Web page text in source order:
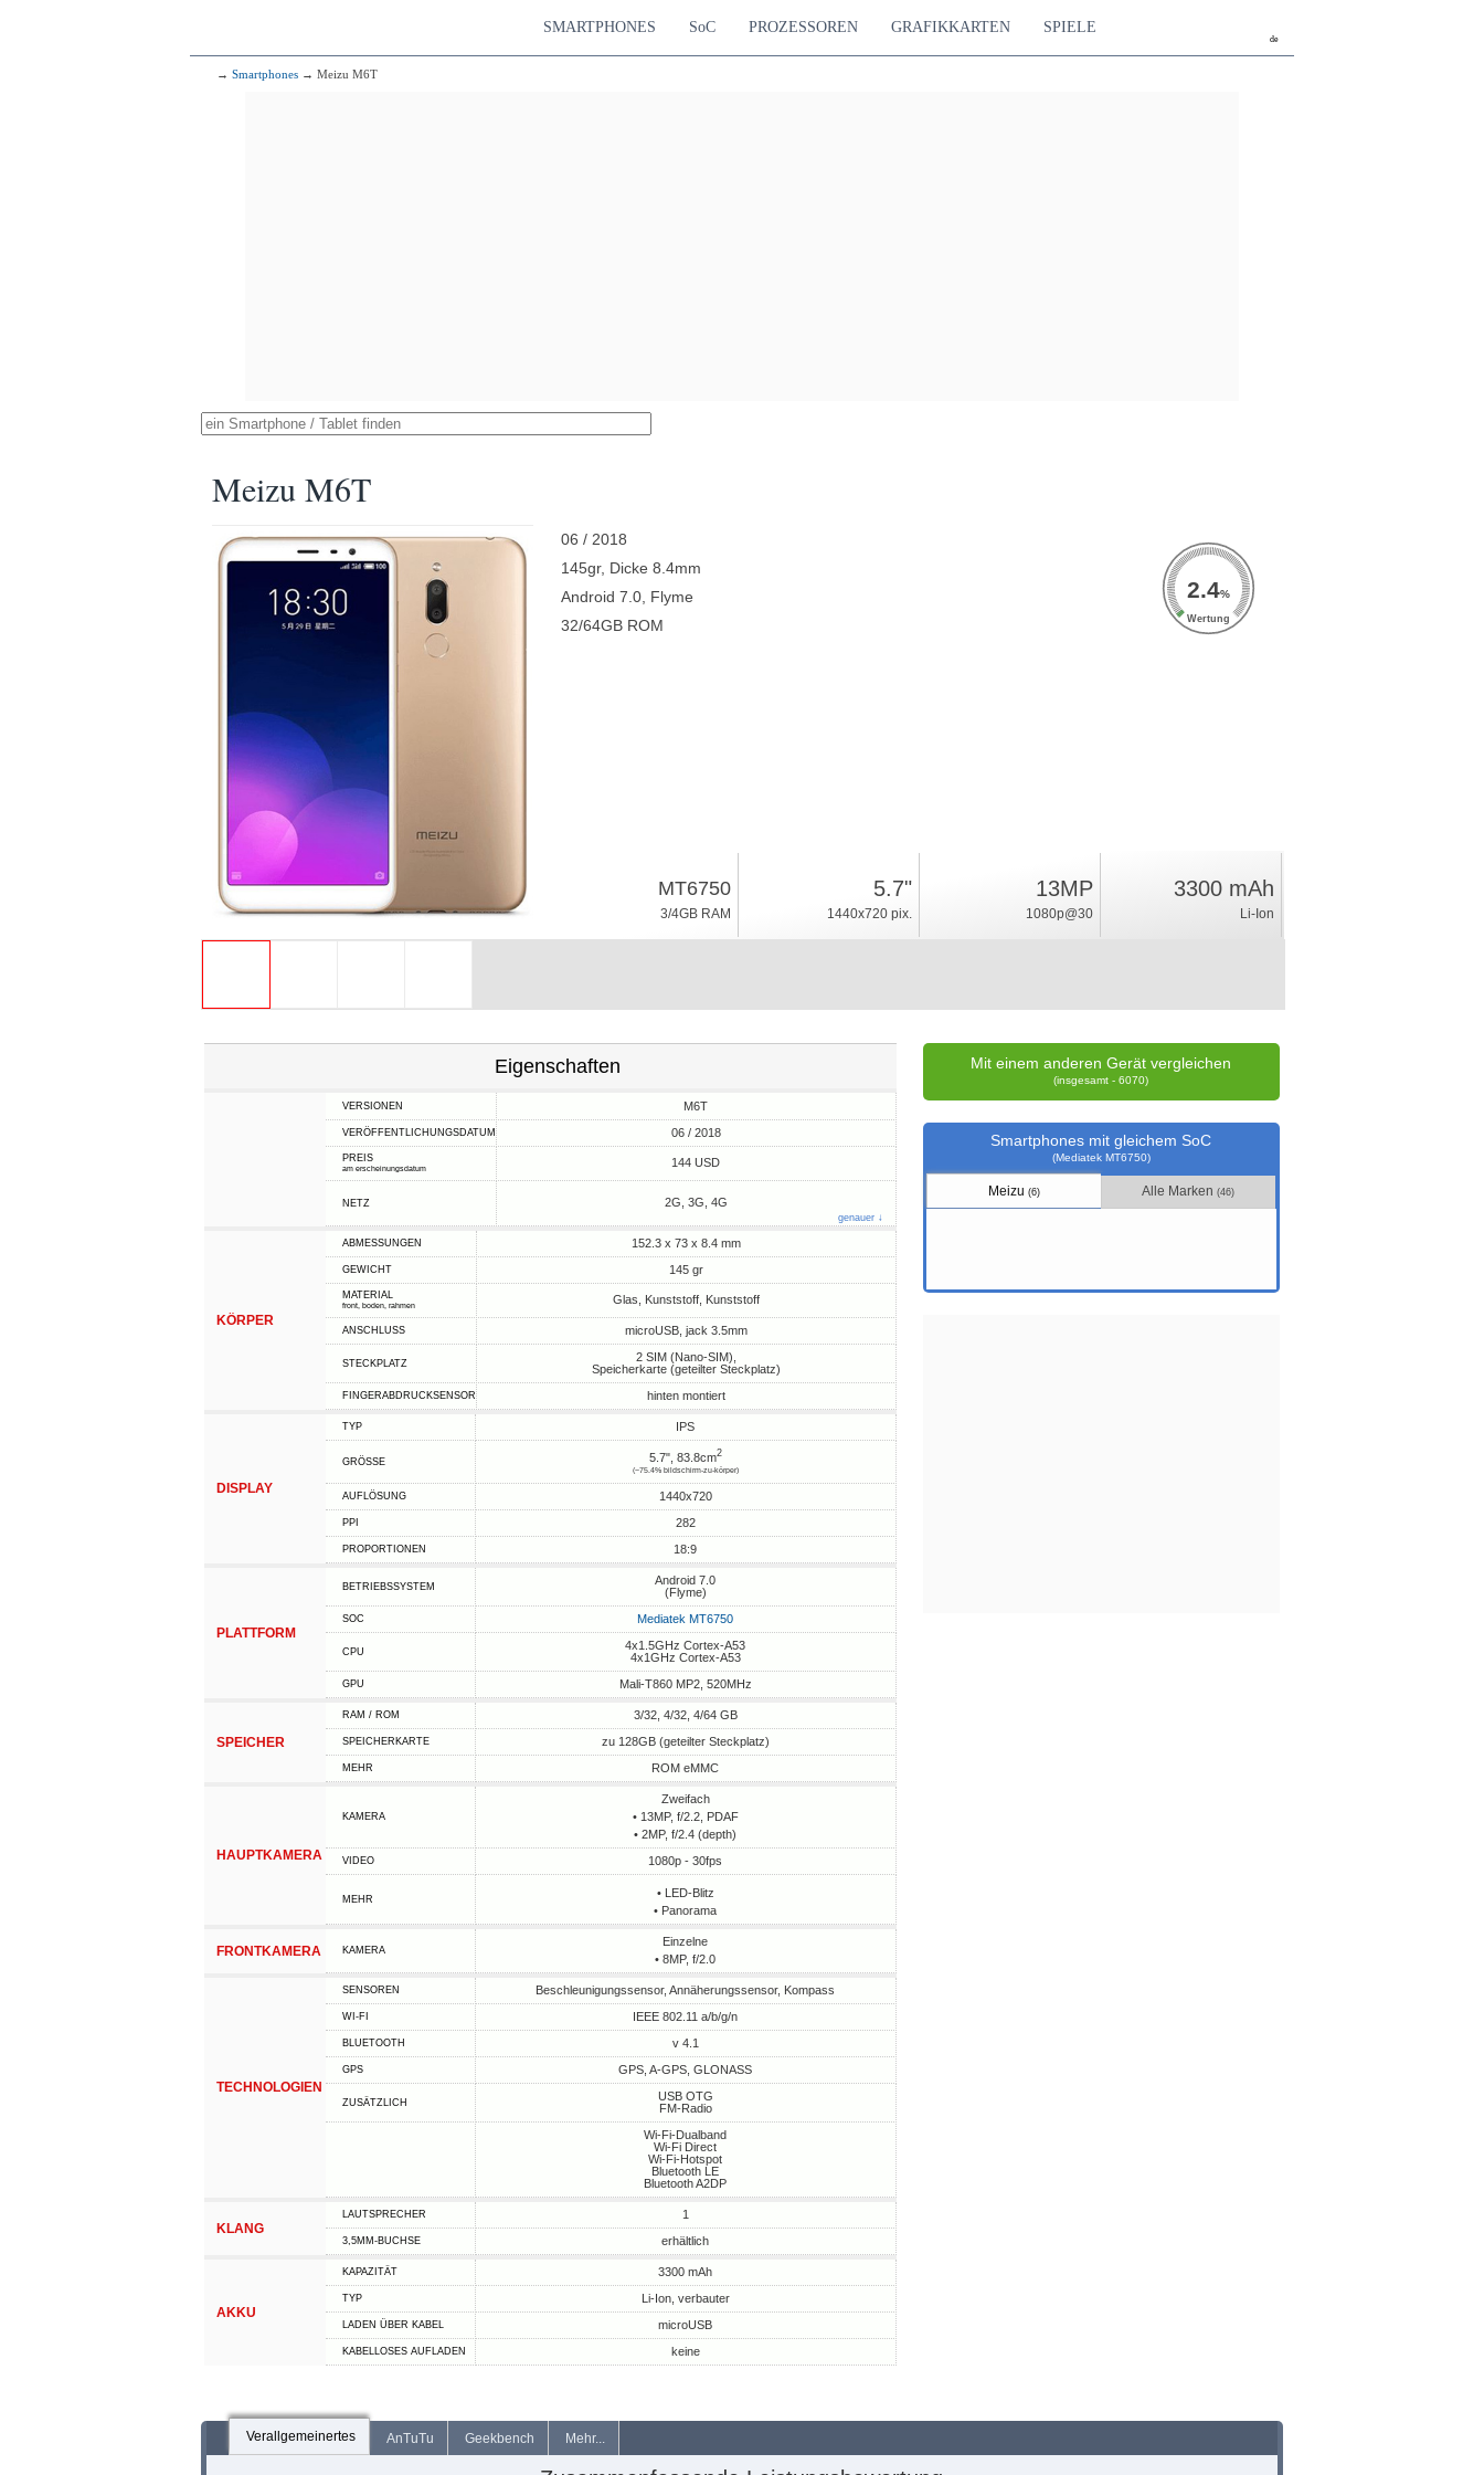
de
SMARTPHONES SoC PROZESSOREN GRAFIKKARTEN SPIELE
→ Smartphones → Meizu M6T
Meizu M6T
06 / 2018
145gr, Dicke 8.4mm
Android 7.0, Flyme
32/64GB ROM
2.4%
Wertung
MT6750
3/4GB RAM
5.7"
1440x720 pix.
13MP
1080p@30
3300 mAh
Li-Ion
Eigenschaften
VERSIONEN M6T
VERÖFFENTLICHUNGSDATUM 06 / 2018
PREIS
am erscheinungsdatum 144 USD
NETZ 2G, 3G, 4G
genauer ↓
KÖRPER
ABMESSUNGEN 152.3 x 73 x 8.4 mm
GEWICHT 145 gr
MATERIAL
front, boden, rahmen Glas, Kunststoff, Kunststoff
ANSCHLUSS microUSB, jack 3.5mm
STECKPLATZ
2 SIM (Nano-SIM),
Speicherkarte (geteilter Steckplatz)
FINGERABDRUCKSENSOR hinten montiert
DISPLAY
TYP IPS
GRÖSSE 5.7", 83.8cm2
(~75.4% bildschirm-zu-körper)
AUFLÖSUNG 1440x720
PPI 282
PROPORTIONEN 18:9
PLATTFORM
BETRIEBSSYSTEM
Android 7.0
(Flyme)
SOC Mediatek MT6750
CPU
4x1.5GHz Cortex-A53
4x1GHz Cortex-A53
GPU Mali-T860 MP2, 520MHz
SPEICHER
RAM / ROM 3/32, 4/32, 4/64 GB
SPEICHERKARTE zu 128GB (geteilter Steckplatz)
MEHR ROM eMMC
HAUPTKAMERA
KAMERA
Zweifach
• 13MP, f/2.2, PDAF
• 2MP, f/2.4 (depth)
VIDEO 1080p - 30fps
MEHR
• LED-Blitz
• Panorama
FRONTKAMERA KAMERA
Einzelne
• 8MP, f/2.0
TECHNOLOGIEN
SENSOREN Beschleunigungssensor, Annäherungssensor, Kompass
WI-FI IEEE 802.11 a/b/g/n
BLUETOOTH v 4.1
GPS GPS, A-GPS, GLONASS
ZUSÄTZLICH
USB OTG
FM-Radio
Wi-Fi-Dualband
Wi-Fi Direct
Wi-Fi-Hotspot
Bluetooth LE
Bluetooth A2DP
KLANG
LAUTSPRECHER 1
3,5MM-BUCHSE erhältlich
AKKU
KAPAZITÄT 3300 mAh
TYP Li-Ion, verbauter
LADEN ÜBER KABEL microUSB
KABELLOSES AUFLADEN keine
Mit einem anderen Gerät vergleichen
(insgesamt - 6070)
Smartphones mit gleichem SoC
(Mediatek MT6750)
Meizu (6) Alle Marken(46)
Verallgemeinertes AnTuTu Geekbench Mehr...